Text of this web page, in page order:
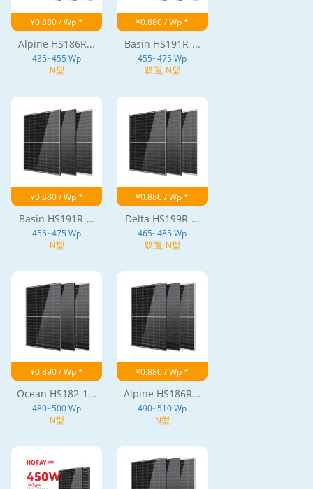
¥0.880 / Wp *
Alpine HS186R...
435~455 Wp
N型
¥0.880 / Wp *
Basin HS191R-...
455~475 Wp
双面, N型
¥0.880 / Wp *
Basin HS191R-...
455~475 Wp
N型
¥0.880 / Wp *
Delta HS199R-...
465~485 Wp
双面, N型
¥0.890 / Wp *
Ocean HS182-1...
480~500 Wp
N型
¥0.880 / Wp *
Alpine HS186R...
490~510 Wp
N型